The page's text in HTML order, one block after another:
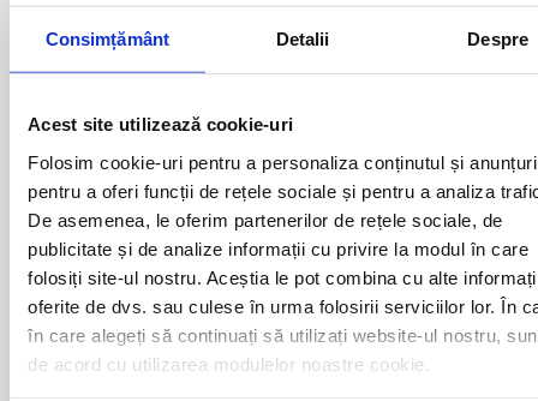
Consimțământ Detalii Despre
Acest site utilizează cookie-uri
Folosim cookie-uri pentru a personaliza conținutul și
pentru a oferi funcții de rețele sociale și pentru a analiza
De asemenea, le oferim partenerilor de rețele sociale, de
publicitate și de analize informații cu privire la modul în care
folosiți site-ul nostru. Aceștia le pot combina cu alte
oferite de dvs. sau culese în urma folosirii serviciilor lor. În
în care alegeți să continuați să utilizați website-ul nostru,
de acord cu utilizarea modulelor noastre cookie.
ACAS
ADJUD
ALEXANDRIA
ARAD
BACAU
BAIA MARE
BAILE HERCULANE
BAILESTI
BALS-IS
BALS-OT
BARCA
BARLAD
LUGOJ
MAGLAVIT
MOINESTI
MOTCA
NUSFALAU
OLTENITA
ONESTI
ORADEA
ORSOVA
PASCANI
PERICEI
PERISOR